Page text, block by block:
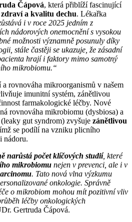
Čápová, která přiblíží fascinující
a kvalitu dechu. Lékařka
i v roce 2025 jedním z
nádorových onemocnění s vysokou
možnosti významně posunuly díky
stále častěji se ukazuje, že zásadní
hrají i faktory mimo samotný
mikrobiomu.“
rovnováha mikroorganismů v našem
imunitní systém, zánětlivou
farmakologické léčby. Nové
rovnováha mikrobiomu (dysbiosa) a
gut syndrom) zvyšuje zánětlivou
se podílí na vzniku plicního
nádoru.
narůstá počet klíčových studií, které
mikrobiomu nejen v prevenci, ale i v
. Tato nová vlna výzkumu
onkologie. Správně
o mikrobiom mohou mít pozitivní vliv
léčby onkologických
Gertruda Čápová.